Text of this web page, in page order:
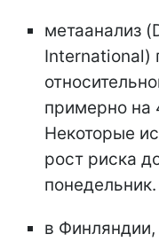
метаанализ
International)
примерно на
Некоторые
рост риска
понедельник.
в